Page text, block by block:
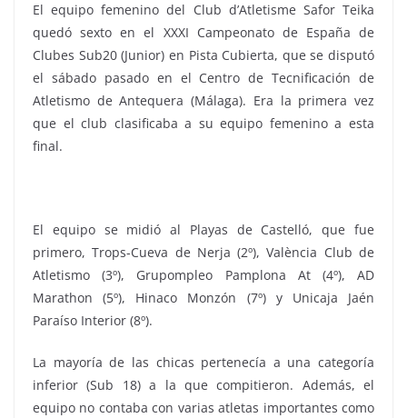
El equipo femenino del Club d’Atletisme Safor Teika
quedó sexto en el XXXI Campeonato de España de
Clubes Sub20 (Junior) en Pista Cubierta, que se disputó
el sábado pasado en el Centro de Tecnificación de
Atletismo de Antequera (Málaga). Era la primera vez
que el club clasificaba a su equipo femenino a esta
final.
El equipo se midió al Playas de Castelló, que fue
primero, Trops-Cueva de Nerja (2º), València Club de
Atletismo (3º), Grupompleo Pamplona At (4º), AD
Marathon (5º), Hinaco Monzón (7º) y Unicaja Jaén
Paraíso Interior (8º).
La mayoría de las chicas pertenecía a una categoría
inferior (Sub 18) a la que compitieron. Además, el
equipo no contaba con varias atletas importantes como